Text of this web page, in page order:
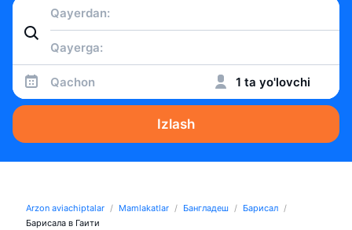
Qachon 1 ta yo'lovchi
Izlash
Arzon aviachiptalar Mamlakatlar Бангладеш
Барисал
Барисала в Гаити